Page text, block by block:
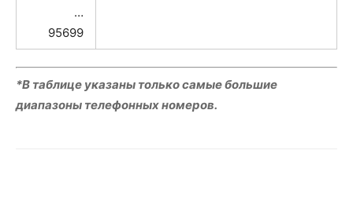
…
95699
*В таблице указаны только самые большие
диапазоны телефонных номеров.